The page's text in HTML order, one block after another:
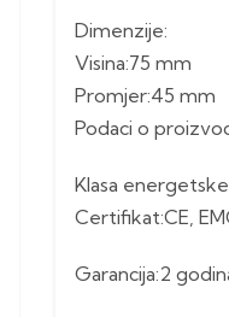
Dimenzije:
Visina:75 mm
Promjer:45 mm
Podaci o
Klasa
Certifikat:CE,
Garancija:2